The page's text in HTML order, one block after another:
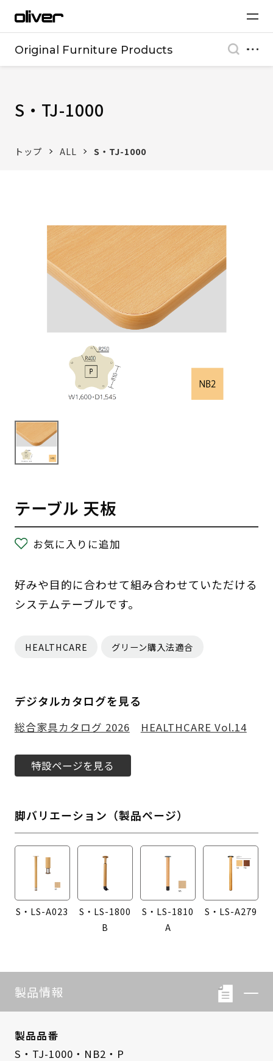
Original Furniture Products
S・TJ-1000
トップ ALL S・TJ-1000
テーブル 天板
お気に入りに追加
好みや目的に合わせて組み合わせていただける
システムテーブルです。
HEALTHCARE グリーン購入法適合
デジタルカタログを見る
総合家具カタログ 2026 HEALTHCARE Vol.14
特設ページを見る
脚バリエーション（製品ページ）
S・LS-A023
S・LS-1800
B
S・LS-1810
A
S・LS-A279
製品情報
製品品番
S・TJ-1000・NB2・P